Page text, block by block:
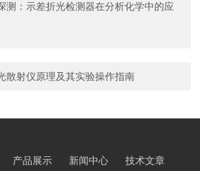
测：示差折光检测器在分析化学中的应
散射仪原理及其实验操作指南
产品展示 新闻中心 技术文章